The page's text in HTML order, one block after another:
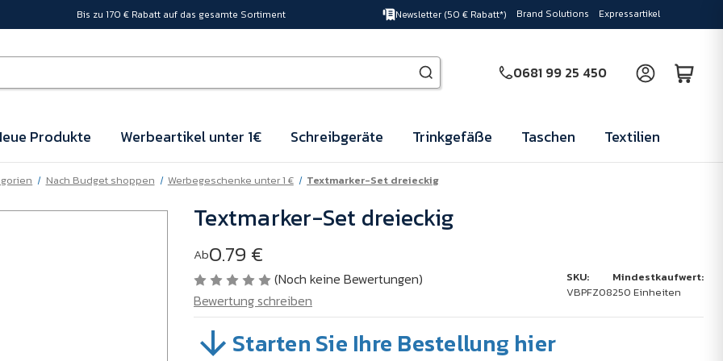
Bis zu 170 € Rabatt auf das gesamte Sortiment Newsletter (50 € Rabatt*) Brand Solutions Expressartikel
0681 99 25 450
Produkte Werbeartikel unter 1€ Schreibgeräte Trinkgefäße Taschen Textilien
Nach Budget shoppen Werbegeschenke unter 1 € Textmarker-Set dreieckig
Textmarker-Set dreieckig
Ab0.79 €
(Noch keine Bewertungen)
Bewertung schreiben
SKU:
VBPFZ08
Mindestkaufwert:
250 Einheiten
SKU:
VBPFZ08Starten Sie Ihre Bestellung hier